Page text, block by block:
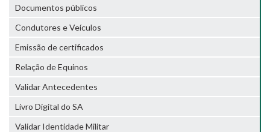
Documentos públicos
Condutores e Veículos
Emissão de certificados
Relação de Equinos
Validar Antecedentes
Livro Digital do SA
Validar Identidade Militar